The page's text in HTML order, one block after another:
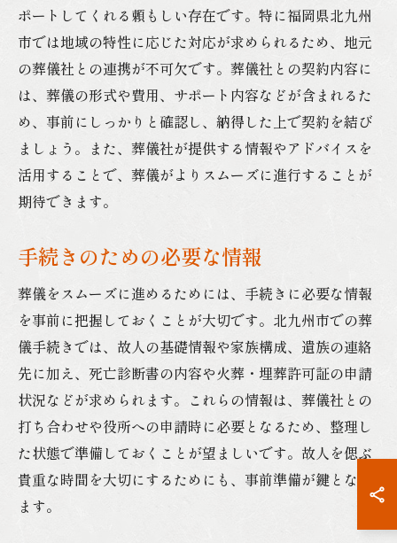
ポートしてくれる頼もしい存在です。特に福岡県北九州
市では地域の特性に応じた対応が求められるため、地元
の葬儀社との連携が不可欠です。葬儀社との契約内容に
は、葬儀の形式や費用、サポート内容などが含まれるた
め、事前にしっかりと確認し、納得した上で契約を結び
ましょう。また、葬儀社が提供する情報やアドバイスを
活用することで、葬儀がよりスムーズに進行することが
期待できます。
手続きのための必要な情報
葬儀をスムーズに進めるためには、手続きに必要な情報
を事前に把握しておくことが大切です。北九州市での葬
儀手続きでは、故人の基礎情報や家族構成、遺族の連絡
先に加え、死亡診断書の内容や火葬・埋葬許可証の申請
状況などが求められます。これらの情報は、葬儀社との
打ち合わせや役所への申請時に必要となるため、整理し
た状態で準備しておくことが望ましいです。故人を偲ぶ
貴重な時間を大切にするためにも、事前準備が鍵となり
ます。